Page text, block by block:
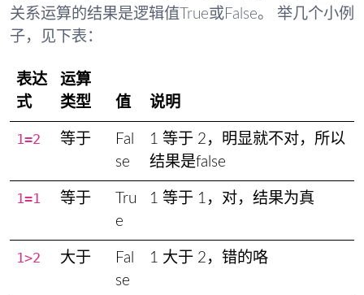
关系运算的结果是逻辑值True或False。 举几个小例
子，见下表：
表达
式
运算
类型
值 说明
1=2 等于
Fal
se
1 等于 2，明显就不对，所以
结果是false
1=1 等于
Tru
e
1 等于 1，对，结果为真
1>2 大于
Fal
se
1 大于 2，错的咯